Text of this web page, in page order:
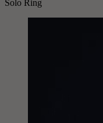
Solo Ring